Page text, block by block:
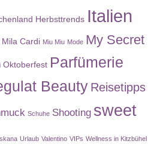
Herbsttrends Italien
Mila Cardi Miu Miu Mode My Secret
Oktoberfest Parfümerie
Beauty Reisetipps
Schuhe Shooting sweet
Urlaub Valentino VIPs Wellness in Kitzbühel